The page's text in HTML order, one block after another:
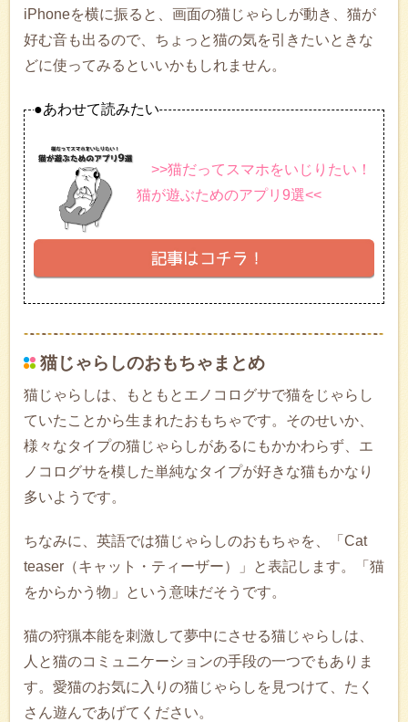
iPhoneを横に振ると、画面の猫じゃらしが動き、猫が
好む音も出るので、ちょっと猫の気を引きたいときな
どに使ってみるといいかもしれません。
●あわせて読みたい
>>猫だってスマホをいじりたい！
猫が遊ぶためのアプリ9選<<
猫じゃらしのおもちゃまとめ
猫じゃらしは、もともとエノコログサで猫をじゃらし
ていたことから生まれたおもちゃです。そのせいか、
様々なタイプの猫じゃらしがあるにもかかわらず、エ
ノコログサを模した単純なタイプが好きな猫もかなり
多いようです。
ちなみに、英語では猫じゃらしのおもちゃを、「Cat
teaser（キャット・ティーザー）」と表記します。「猫
をからかう物」という意味だそうです。
猫の狩猟本能を刺激して夢中にさせる猫じゃらしは、
人と猫のコミュニケーションの手段の一つでもありま
す。愛猫のお気に入りの猫じゃらしを見つけて、たく
さん遊んであげてください。